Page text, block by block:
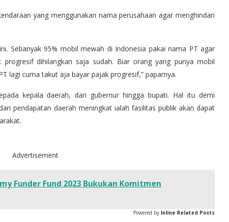
yang menggunakan nama perusahaan agar menghindari
Sebanyak 95% mobil mewah di Indonesia pakai nama PT agar
dihilangkan saja sudah. Biar orang yang punya mobil
lagi cuma takut aja bayar pajak progresif,” paparnya.
kepala daerah, dari gubernur hingga bupati. Hal itu demi
pendapatan daerah meningkat ialah fasilitas publik akan dapat
Advertisement
Funder Fund 2023 Bukukan Komitmen
Powered by Inline Related Posts